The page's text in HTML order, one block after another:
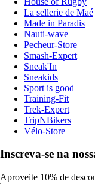
La sellerie de Maé
Made in Paradis
Nauti-wave
Pecheur-Store
Smash-Expert
Sneak'In
Sneakids
Sport is good
Training-Fit
Trek-Expert
TripNBikers
Vélo-Store
Inscreva-se na
Aproveite 10% de